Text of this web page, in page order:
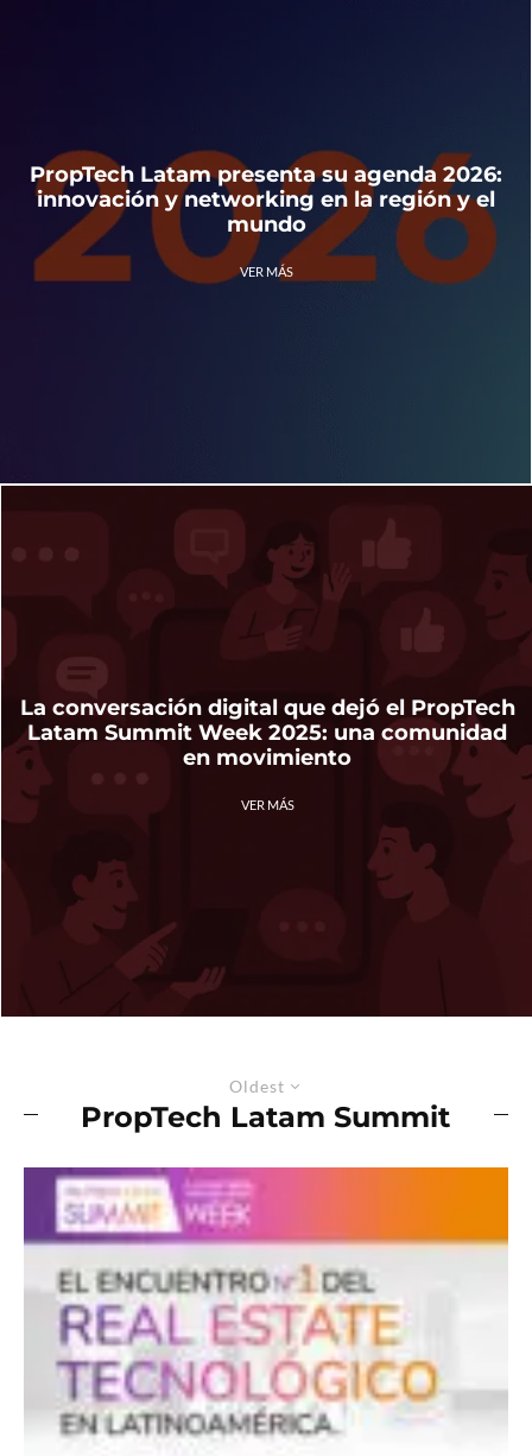
PropTech Latam presenta su agenda 2026:
innovación y networking en la región y el
mundo
VER MÁS
La conversación digital que dejó el PropTech
Latam Summit Week 2025: una comunidad
en movimiento
VER MÁS
Oldest
PropTech Latam Summit